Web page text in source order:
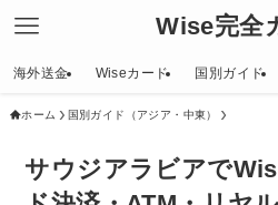
Wise完全
海外送金 Wiseカード 国別ガイド
ホーム 国別ガイド（アジア・中東）
サウジアラビアで